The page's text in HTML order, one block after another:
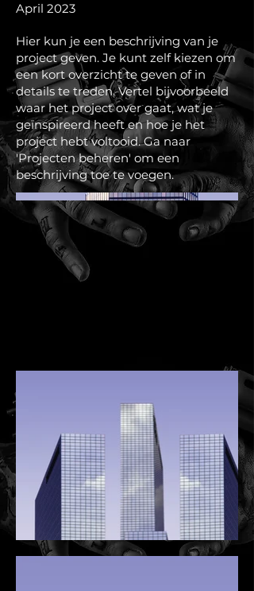
April 2023
Hier kun je een beschrijving van je
project geven. Je kunt zelf kiezen om
een kort overzicht te geven of in
details te treden. Vertel bijvoorbeeld
waar het project over gaat, wat je
geïnspireerd heeft en hoe je het
project hebt voltooid. Ga naar
'Projecten beheren' om een
beschrijving toe te voegen.